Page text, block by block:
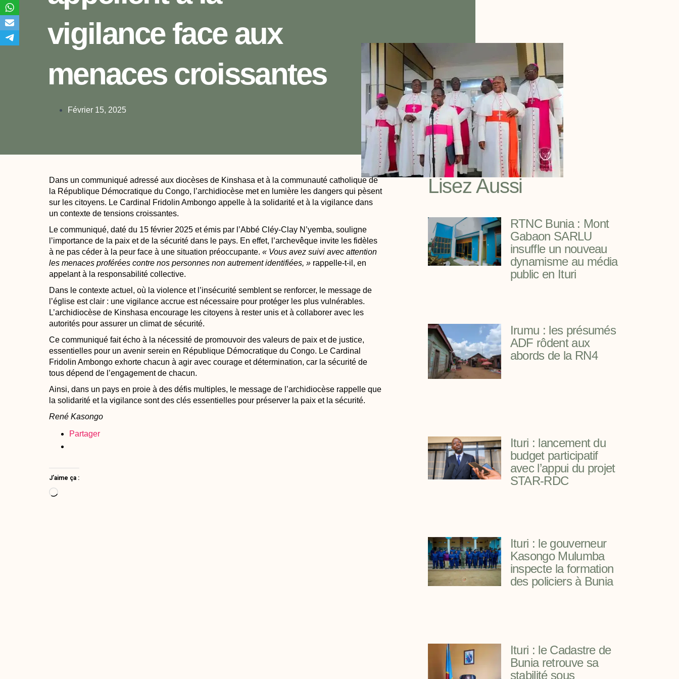
vigilance face aux
menaces croissantes
Février 15, 2025
Dans un communiqué adressé aux diocèses de Kinshasa et à la communauté catholique de
la République Démocratique du Congo, l’archidiocèse met en lumière les dangers qui pèsent
sur les citoyens. Le Cardinal Fridolin Ambongo appelle à la solidarité et à la vigilance dans
un contexte de tensions croissantes.
Le communiqué, daté du 15 février 2025 et émis par l’Abbé Cléy-Clay N’yemba, souligne
l’importance de la paix et de la sécurité dans le pays. En effet, l’archevêque invite les fidèles
à ne pas céder à la peur face à une situation préoccupante. « Vous avez suivi avec attention
les menaces proférées contre nos personnes non autrement identifiées, »rappelle-t-il, en
appelant à la responsabilité collective.
Dans le contexte actuel, où la violence et l’insécurité semblent se renforcer, le message de
l’église est clair : une vigilance accrue est nécessaire pour protéger les plus vulnérables.
L’archidiocèse de Kinshasa encourage les citoyens à rester unis et à collaborer avec les
autorités pour assurer un climat de sécurité.
Ce communiqué fait écho à la nécessité de promouvoir des valeurs de paix et de justice,
essentielles pour un avenir serein en République Démocratique du Congo. Le Cardinal
Fridolin Ambongo exhorte chacun à agir avec courage et détermination, car la sécurité de
tous dépend de l’engagement de chacun.
Ainsi, dans un pays en proie à des défis multiples, le message de l’archidiocèse rappelle que
la solidarité et la vigilance sont des clés essentielles pour préserver la paix et la sécurité.
René Kasongo
Partager
J’aime ça :
Lisez Aussi
RTNC Bunia : Mont
Gabaon SARLU
insuffle un nouveau
dynamisme au média
public en Ituri
Irumu : les présumés
ADF rôdent aux
abords de la RN4
Ituri : lancement du
budget participatif
avec l’appui du projet
STAR-RDC
Ituri : le gouverneur
Kasongo Mulumba
inspecte la formation
des policiers à Bunia
Ituri : le Cadastre de
Bunia retrouve sa
stabilité sous